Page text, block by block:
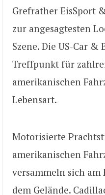
Grefrather EisSport
zur angesagtesten
Szene. Die US-Car &
Treffpunkt für
amerikanischen
Lebensart.
Motorisierte
amerikanischen
versammeln sich am
dem Gelände.